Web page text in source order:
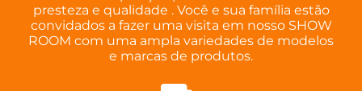
presteza e qualidade . Você e sua família estão
convidados a fazer uma visita em nosso SHOW
ROOM com uma ampla variedades de modelos
e marcas de produtos.